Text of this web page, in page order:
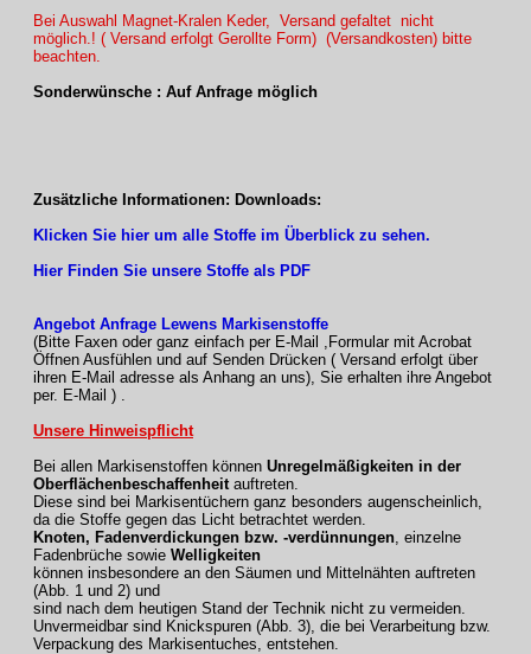
Bei Auswahl Magnet-Kralen Keder, Versand gefaltet nicht
möglich.! ( Versand erfolgt Gerollte Form) (Versandkosten) bitte
beachten.
Sonderwünsche : Auf Anfrage möglich
Zusätzliche Informationen: Downloads:
Klicken Sie hier um alle Stoffe im Überblick zu sehen.
Hier Finden Sie unsere Stoffe als PDF
Angebot Anfrage Lewens Markisenstoffe
(Bitte Faxen oder ganz einfach per E-Mail ,Formular mit Acrobat
Öffnen Ausfühlen und auf Senden Drücken ( Versand erfolgt über
ihren E-Mail adresse als Anhang an uns), Sie erhalten ihre Angebot
per. E-Mail ) .
Unsere Hinweispflicht
Bei allen Markisenstoffen können Unregelmäßigkeiten in der
Oberflächenbeschaffenheit auftreten.
Diese sind bei Markisentüchern ganz besonders augenscheinlich,
da die Stoffe gegen das Licht betrachtet werden.
Knoten, Fadenverdickungen bzw. -verdünnungen , einzelne
Fadenbrüche sowie Welligkeiten
können insbesondere an den Säumen und Mittelnähten auftreten
(Abb. 1 und 2) und
sind nach dem heutigen Stand der Technik nicht zu vermeiden.
Unvermeidbar sind Knickspuren (Abb. 3), die bei Verarbeitung bzw.
Verpackung des Markisentuches, entstehen.